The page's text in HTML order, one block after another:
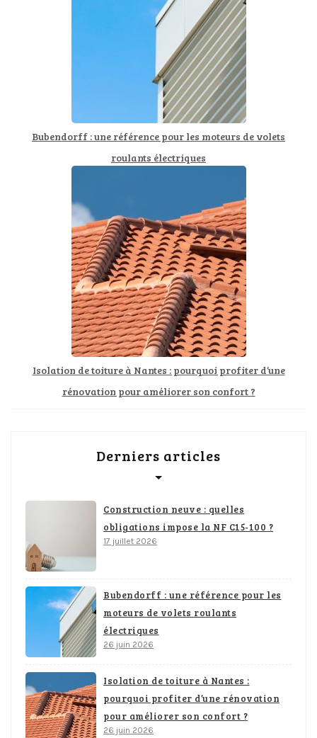
Bubendorff : une référence pour les moteurs de volets
roulants électriques
Isolation de toiture à Nantes : pourquoi profiter d’une
rénovation pour améliorer son confort ?
Derniers articles
Construction neuve : quelles
obligations impose la NF C15-100 ?
17 juillet 2026
Bubendorff : une référence pour les
moteurs de volets roulants
électriques
26 juin 2026
Isolation de toiture à Nantes :
pourquoi profiter d’une rénovation
pour améliorer son confort ?
26 juin 2026